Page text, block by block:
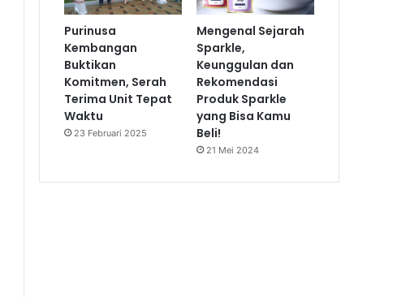
Purinusa
Kembangan
Buktikan
Komitmen, Serah
Terima Unit Tepat
Waktu
23 Februari 2025
Mengenal Sejarah
Sparkle,
Keunggulan dan
Rekomendasi
Produk Sparkle
yang Bisa Kamu
Beli!
21 Mei 2024